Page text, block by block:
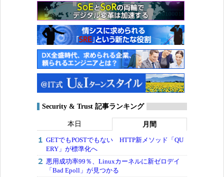
Security & Trust 記事ランキング
本日 月間
GETでもPOSTでもない HTTP新メソッド「QU
ERY」が標準化へ
悪用成功率99％、Linuxカーネルに新ゼロデイ
「Bad Epoll」が見つかる